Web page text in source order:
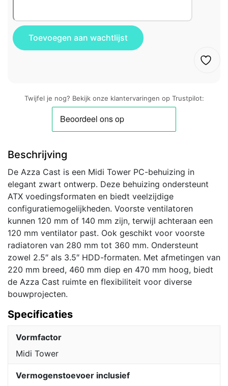
Twijfel je nog? Bekijk onze klantervaringen op Trustpilot:
Beschrijving
De Azza Cast is een Midi Tower PC-behuizing in
elegant zwart ontwerp. Deze behuizing ondersteunt
ATX voedingsformaten en biedt veelzijdige
configuratiemogelijkheden. Voorste ventilatoren
kunnen 120 mm of 140 mm zijn, terwijl achteraan een
120 mm ventilator past. Ook geschikt voor voorste
radiatoren van 280 mm tot 360 mm. Ondersteunt
zowel 2.5″ als 3.5″ HDD-formaten. Met afmetingen van
220 mm breed, 460 mm diep en 470 mm hoog, biedt
de Azza Cast ruimte en flexibiliteit voor diverse
bouwprojecten.
Specificaties
Vormfactor
Midi Tower
Vermogenstoevoer inclusief